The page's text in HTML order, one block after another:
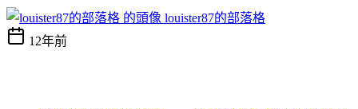
louister87的部落格
12年前